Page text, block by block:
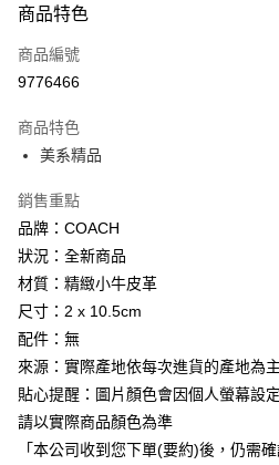
icash Pay
信用卡一次付款
3 期 0 利率 每期
華南商業銀行
上海商業儲蓄銀行
國泰世華商業銀行
臺灣中小企業銀行
匯豐（台灣）商業銀行
聯邦商業銀行
元大商業銀行
玉山商業銀行
台新國際商業銀行
台灣樂天信用卡公司
合作金庫商業銀行
華南商業銀行
上海商業儲蓄銀行
國泰世華商業銀行
臺灣中小企業銀行
匯豐（台灣）商業銀行
聯邦商業銀行
元大商業銀行
玉山商業銀行
台新國際商業銀行
台灣樂天信用卡公司
12 期 0 利率 每期
華南商業銀行
上海商業儲蓄銀行
國泰世華商業銀行
臺灣中小企業銀行
匯豐（台灣）商業銀行
聯邦商業銀行
元大商業銀行
玉山商業銀行
台新國際商業銀行
數位禮券
LINE Pay
Apple Pay
街口支付
悠遊付
Google Pay
商品特色
商品編號
9776466
商品特色
美系精品
銷售重點
品牌：COACH
狀況：全新商品
材質：精緻小牛皮革
尺寸：2 x 10.5cm
配件：無
來源：實際產地依每次進貨的產地為主
貼心提醒：圖片顏色會因個人螢幕設
請以實際商品顏色為準
「本公司收到您下單(要約)後，仍需